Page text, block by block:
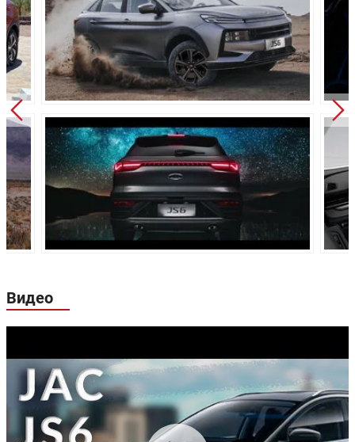
Трансмиссия:
Роботизированная 6-
ступенчатая
Привод: Передний
Передняя подвеска:
Независимая, типа
МакФерсон
Задняя подвеска:
Независимая
многорычажная
Передние тормоза:
Дисковые
вентилируемые
Задние тормоза: Дисковые
Видео